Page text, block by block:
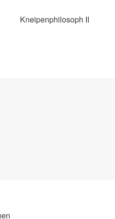
Kneipenphilosoph II